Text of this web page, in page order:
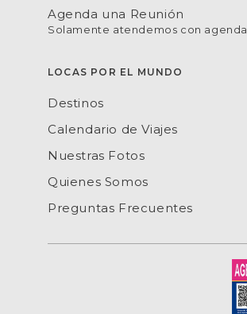
Agenda una Reunión
Solamente atendemos con agenda
LOCAS POR EL MUNDO
Destinos
Calendario de Viajes
Nuestras Fotos
Quienes Somos
Preguntas Frecuentes